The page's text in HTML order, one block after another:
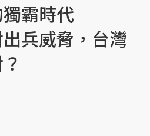
霸時代
出兵威脅，台灣